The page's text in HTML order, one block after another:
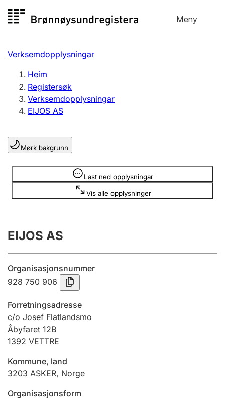
til
Meny
Registersøk
Aksjeselskap
Enkeltpersonføretak
Registrere, endre, slette
Lag og foreining
Registrere, endre, slette
Årsrekneskap
Innsending og forseinkingsgebyr
Jeger
Betaling og jegeravgiftskort
Ektepaktrettleiaren
Verksemdopplysningar
Heim
Registersøk
Verksemdopplysningar
EIJOS AS
Mørk bakgrunn
Last ned opplysningar
Vis alle opplysninger
Opplysninger er skjult
EIJOS AS
Organisasjonsnummer
928 750 906
Forretningsadresse
c/o Josef Flatlandsmo
Åbyfaret 12B
1392 VETTRE
Kommune, land
3203 ASKER, Norge
Organisasjonsform